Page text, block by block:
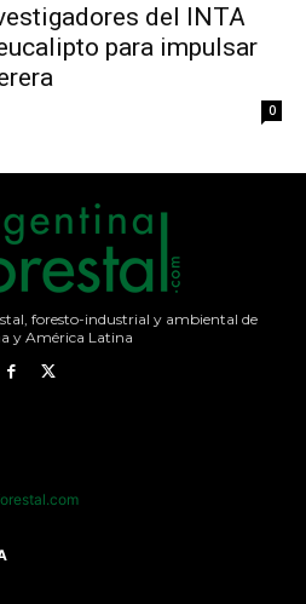
del INTA
para impulsar
0
foresto-industrial y ambiental de
y América Latina